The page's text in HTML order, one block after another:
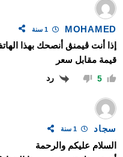
MOHAMED
إذا أنت ڨيمنڨ أنصحك بهذا
قيمة مقابل سعر
5 رد
سجاد
السلام عليكم والرحمة